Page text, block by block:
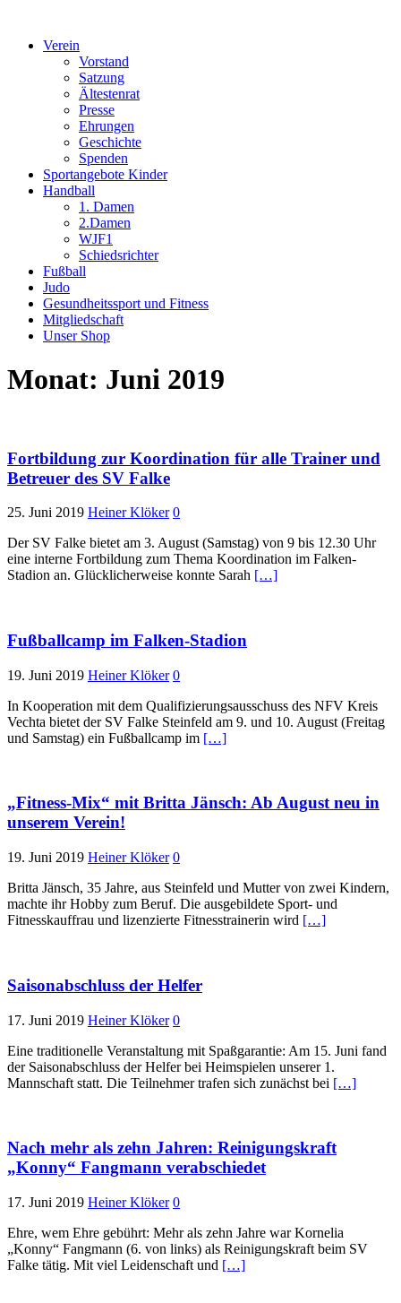
Verein
Vorstand
Satzung
Ältestenrat
Presse
Ehrungen
Geschichte
Spenden
Sportangebote Kinder
Handball
1. Damen
2.Damen
WJF1
Schiedsrichter
Fußball
Judo
Gesundheitssport und Fitness
Mitgliedschaft
Unser Shop
Monat: Juni 2019
Fortbildung zur Koordination für alle Trainer und
Betreuer des SV Falke
25. Juni 2019 Heiner Klöker 0
Der SV Falke bietet am 3. August (Samstag) von 9 bis 12.30 Uhr
eine interne Fortbildung zum Thema Koordination im Falken-
Stadion an. Glücklicherweise konnte Sarah […]
Fußballcamp im Falken-Stadion
19. Juni 2019 Heiner Klöker 0
In Kooperation mit dem Qualifizierungsausschuss des NFV Kreis
Vechta bietet der SV Falke Steinfeld am 9. und 10. August (Freitag
und Samstag) ein Fußballcamp im […]
„Fitness-Mix“ mit Britta Jänsch: Ab August neu in
unserem Verein!
19. Juni 2019 Heiner Klöker 0
Britta Jänsch, 35 Jahre, aus Steinfeld und Mutter von zwei Kindern,
machte ihr Hobby zum Beruf. Die ausgebildete Sport- und
Fitnesskauffrau und lizenzierte Fitnesstrainerin wird […]
Saisonabschluss der Helfer
17. Juni 2019 Heiner Klöker 0
Eine traditionelle Veranstaltung mit Spaßgarantie: Am 15. Juni fand
der Saisonabschluss der Helfer bei Heimspielen unserer 1.
Mannschaft statt. Die Teilnehmer trafen sich zunächst bei […]
Nach mehr als zehn Jahren: Reinigungskraft
„Konny“ Fangmann verabschiedet
17. Juni 2019 Heiner Klöker 0
Ehre, wem Ehre gebührt: Mehr als zehn Jahre war Kornelia
„Konny“ Fangmann (6. von links) als Reinigungskraft beim SV
Falke tätig. Mit viel Leidenschaft und […]